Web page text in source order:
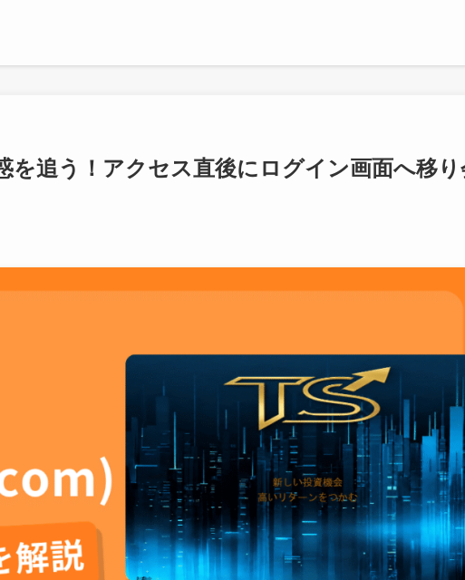
追う！アクセス直後にログイン画面へ移り